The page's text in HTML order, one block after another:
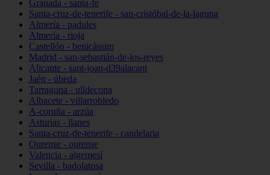
Granada - santa-fe
Santa-cruz-de-tenerife - san-cristóbal-de-la-laguna
Almería - padules
Almería - rioja
Castellón - benicàssim
Madrid - san-sebastián-de-los-reyes
Alicante - sant-joan-d39alacant
Jaén - úbeda
Tarragona - ulldecona
Albacete - villarrobledo
A-coruña - arzúa
Asturias - llanes
Santa-cruz-de-tenerife - candelaria
Ourense - ourense
Valencia - algemesí
Sevilla - badolatosa